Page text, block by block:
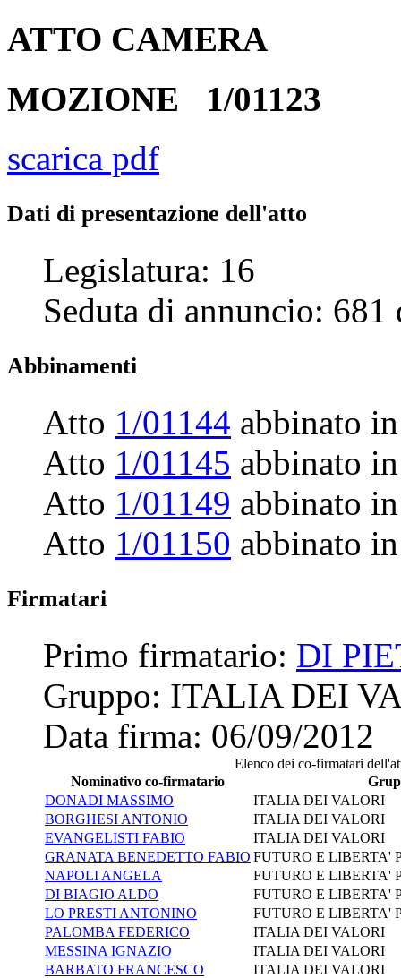
ATTO CAMERA
MOZIONE 1/01123
scarica pdf
Dati di presentazione dell'atto
Legislatura: 16
Seduta di annuncio: 681
Abbinamenti
Atto 1/01144 abbinato
Atto 1/01145 abbinato
Atto 1/01149 abbinato
Atto 1/01150 abbinato
Firmatari
Primo firmatario: DI
Gruppo: ITALIA DEI
Data firma: 06/09/2012
Elenco dei co-firmatari
Nominativo co-firmatario
DONADI MASSIMO
ITALIA DEI VALORI
BORGHESI ANTONIO
ITALIA DEI VALORI
EVANGELISTI FABIO
ITALIA DEI VALORI
GRANATA BENEDETTO FABIO FUTURO E LIBERTA'
NAPOLI ANGELA
FUTURO E LIBERTA'
DI BIAGIO ALDO
FUTURO E LIBERTA'
LO PRESTI ANTONINO
FUTURO E LIBERTA'
PALOMBA FEDERICO
ITALIA DEI VALORI
MESSINA IGNAZIO
ITALIA DEI VALORI
BARBATO FRANCESCO
ITALIA DEI VALORI